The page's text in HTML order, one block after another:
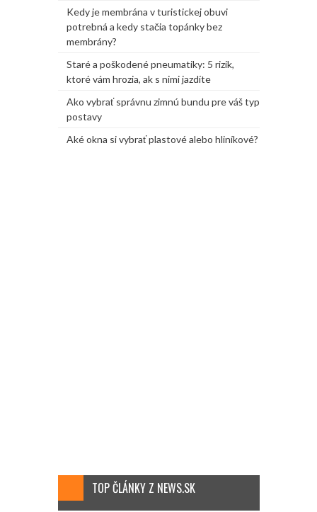
Kedy je membrána v turistickej obuvi
potrebná a kedy stačia topánky bez
membrány?
Staré a poškodené pneumatiky: 5 rizík,
ktoré vám hrozia, ak s nimi jazdíte
Ako vybrať správnu zimnú bundu pre váš typ
postavy
Aké okna si vybrať plastové alebo hliníkové?
TOP ČLÁNKY Z NEWS.SK